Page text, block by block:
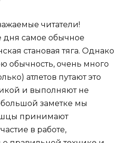
читатели!
дня самое обычное
становая тяга. Однако
обычность, очень много
атлетов путают это
и выполняют не
заметке мы
принимают
в работе,